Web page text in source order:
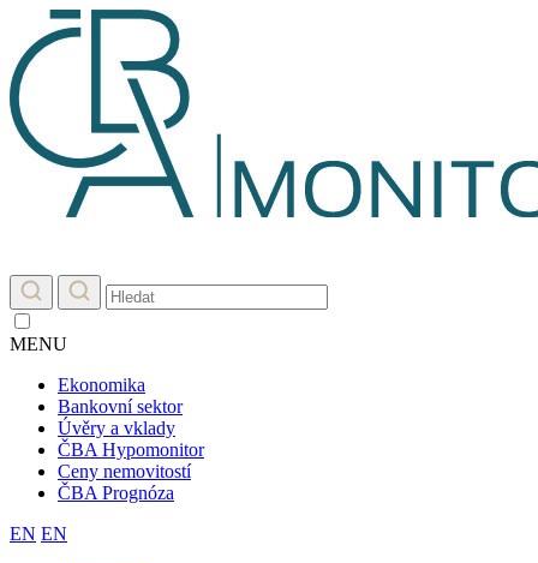
MENU
Ekonomika
Bankovní sektor
Úvěry a vklady
ČBA Hypomonitor
Ceny nemovitostí
ČBA Prognóza
EN EN